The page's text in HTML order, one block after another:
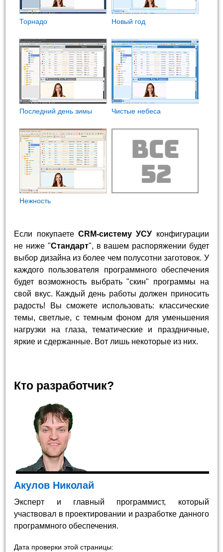
Торнадо Новый год
Последний день зимы Чистые небеса
Нежность
Если покупаете CRM-систему УСУ конфигурации
не ниже "Стандарт", в вашем распоряжении будет
выбор дизайна из более чем полусотни заготовок. У
каждого пользователя программного обеспечения
будет возможность выбрать "скин" программы на
свой вкус. Каждый день работы должен приносить
радость! Вы сможете использовать: классические
темы, светлые, с темным фоном для уменьшения
нагрузки на глаза, тематические и праздничные,
яркие и сдержанные. Вот лишь некоторые из них.
Кто разработчик?
Акулов Николай
Эксперт и главный программист, который
участвовал в проектировании и разработке данного
программного обеспечения.
Дата проверки этой страницы: